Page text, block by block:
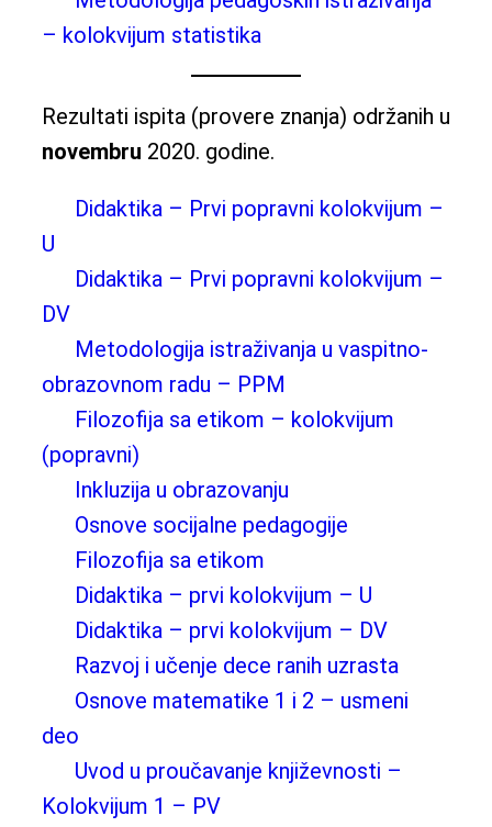
– kolokvijum statistika
Rezultati ispita (provere znanja) održanih u
novembru 2020. godine.
Didaktika – Prvi popravni kolokvijum –
U
Didaktika – Prvi popravni kolokvijum –
DV
Metodologija istraživanja u vaspitno-
obrazovnom radu – PPM
Filozofija sa etikom – kolokvijum
(popravni)
Inkluzija u obrazovanju
Osnove socijalne pedagogije
Filozofija sa etikom
Didaktika – prvi kolokvijum – U
Didaktika – prvi kolokvijum – DV
Razvoj i učenje dece ranih uzrasta
Osnove matematike 1 i 2 – usmeni
deo
Uvod u proučavanje književnosti –
Kolokvijum 1 – PV